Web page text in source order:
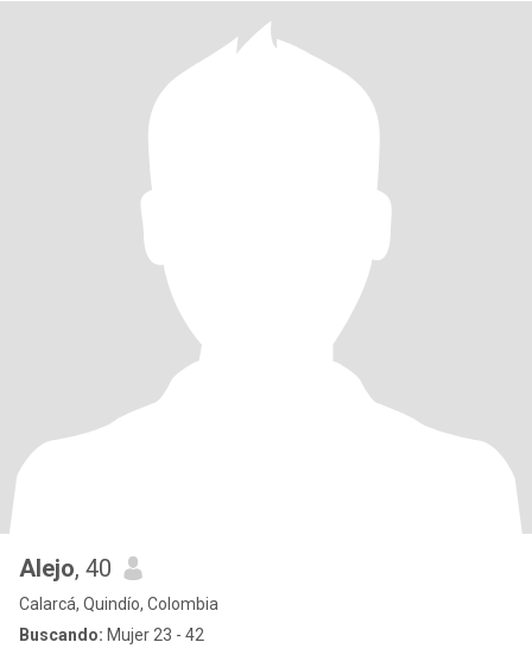
Alejo, 40
Calarcá, Quindío, Colombia
Buscando: Mujer 23 - 42